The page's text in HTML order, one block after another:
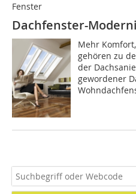
Fenster
Dachfenster-
Mehr
gehören zu
der
gewordener